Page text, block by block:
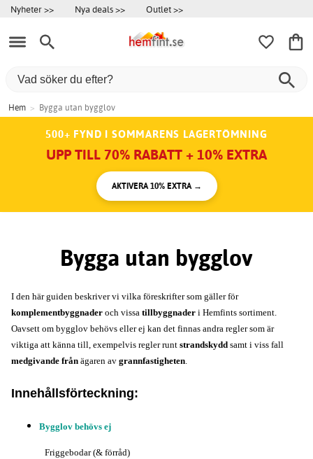
Nyheter >> Nya deals >> Outlet >>
Hem > Bygga utan bygglov
500+ FYND I SOMMARENS LAGERTÖMNING
UPP TILL 70% RABATT + 10% EXTRA
AKTIVERA 10% EXTRA →
Bygga utan bygglov
I den här guiden beskriver vi vilka föreskrifter som gäller för
komplementbyggnader och vissa tillbyggnader i Hemfints sortiment.
Oavsett om bygglov behövs eller ej kan det finnas andra regler som är
viktiga att känna till, exempelvis regler runt strandskydd
medgivande från ägaren av grannfastigheten.
Innehållsförteckning:
Bygglov behövs ej
Friggebodar (& förråd)